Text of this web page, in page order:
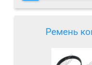
Ремень